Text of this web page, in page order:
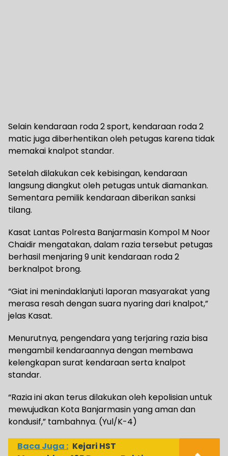
Selain kendaraan roda 2 sport, kendaraan roda 2
matic juga diberhentikan oleh petugas karena tidak
memakai knalpot standar.
Setelah dilakukan cek kebisingan, kendaraan
langsung diangkut oleh petugas untuk diamankan.
Sementara pemilik kendaraan diberikan sanksi
tilang.
Kasat Lantas Polresta Banjarmasin Kompol M Noor
Chaidir mengatakan, dalam razia tersebut petugas
berhasil menjaring 9 unit kendaraan roda 2
berknalpot brong.
“Giat ini menindaklanjuti laporan masyarakat yang
merasa resah dengan suara nyaring dari knalpot,”
jelas Kasat.
Menurutnya, pengendara yang terjaring razia bisa
mengambil kendaraannya dengan membawa
kelengkapan surat kendaraan serta knalpot
standar.
“Razia ini akan terus dilakukan oleh kepolisian untuk
mewujudkan Kota Banjarmasin yang aman dan
kondusif,” tambahnya. (Yul/K-4)
Baca Juga : Kejari HST